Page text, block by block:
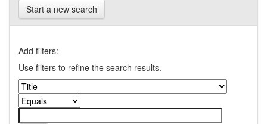
Start a new search
Add filters:
Use filters to refine the search results.